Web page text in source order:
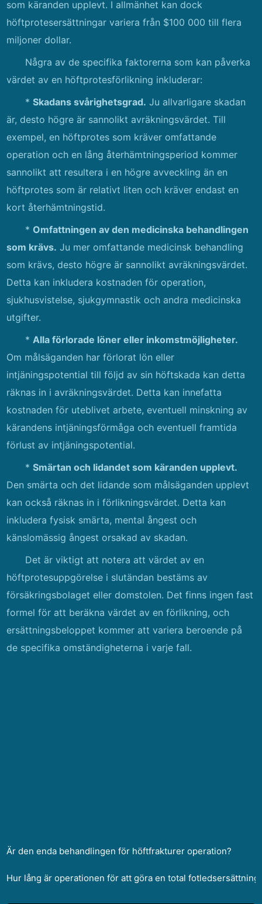
som käranden upplevt. I allmänhet kan dock
höftprotesersättningar variera från $100 000 till flera
miljoner dollar.
Några av de specifika faktorerna som kan påverka
värdet av en höftprotesförlikning inkluderar:
*Skadans svårighetsgrad. Ju allvarligare skadan
är, desto högre är sannolikt avräkningsvärdet. Till
exempel, en höftprotes som kräver omfattande
operation och en lång återhämtningsperiod kommer
sannolikt att resultera i en högre avveckling än en
höftprotes som är relativt liten och kräver endast en
kort återhämtningstid.
* Omfattningen av den medicinska behandlingen
som krävs. Ju mer omfattande medicinsk behandling
som krävs, desto högre är sannolikt avräkningsvärdet.
Detta kan inkludera kostnaden för operation,
sjukhusvistelse, sjukgymnastik och andra medicinska
utgifter.
*Alla förlorade löner eller inkomstmöjligheter.
Om målsäganden har förlorat lön eller
intjäningspotential till följd av sin höftskada kan detta
räknas in i avräkningsvärdet. Detta kan innefatta
kostnaden för uteblivet arbete, eventuell minskning av
kärandens intjäningsförmåga och eventuell framtida
förlust av intjäningspotential.
*Smärtan och lidandet som käranden upplevt.
Den smärta och det lidande som målsäganden upplevt
kan också räknas in i förlikningsvärdet. Detta kan
inkludera fysisk smärta, mental ångest och
känslomässig ångest orsakad av skadan.
Det är viktigt att notera att värdet av en
höftprotesuppgörelse i slutändan bestäms av
försäkringsbolaget eller domstolen. Det finns ingen fast
formel för att beräkna värdet av en förlikning, och
ersättningsbeloppet kommer att variera beroende på
de specifika omständigheterna i varje fall.
Är den enda behandlingen för höftfrakturer operation?
Hur lång är operationen för att göra en total